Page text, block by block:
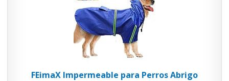
FEimaX Impermeable para Perros Abrigo